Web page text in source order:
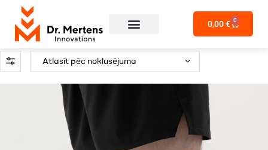
0,00€ 0